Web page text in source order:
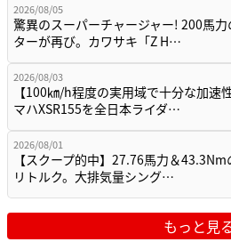
2026/08/05
驚異のスーパーチャージャー! 200馬力
ターが再び。カワサキ「Z H…
2026/08/03
【100㎞/h程度の実用域で十分な加速
マハXSR155を全日本ライダ…
2026/08/01
【スクープ的中】27.76馬力＆43.3Nm
リトルク。大排気量シング…
もっと見